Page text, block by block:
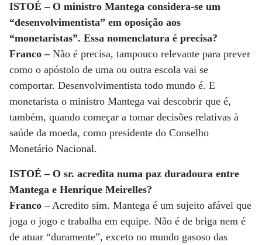
ISTOÉ – O ministro Mantega considera-se um
“desenvolvimentista” em oposição aos
“monetaristas”. Essa nomenclatura é precisa?
Franco –Não é precisa, tampouco relevante para prever
como o apóstolo de uma ou outra escola vai se
comportar. Desenvolvimentista todo mundo é. E
monetarista o ministro Mantega vai descobrir que é,
também, quando começar a tomar decisões relativas à
saúde da moeda, como presidente do Conselho
Monetário Nacional.
ISTOÉ – O sr. acredita numa paz duradoura entre
Mantega e Henrique Meirelles?
Franco –Acredito sim. Mantega é um sujeito afável que
joga o jogo e trabalha em equipe. Não é de briga nem é
de atuar “duramente”, exceto no mundo gasoso das